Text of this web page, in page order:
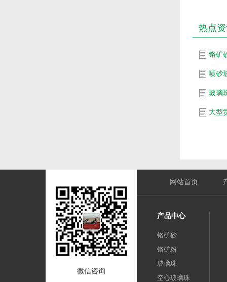
热点
铬矿
喷砂
玻璃
微信咨询
网站首页
产品中心
铬矿砂
铬矿粉
玻璃珠
空心玻璃珠